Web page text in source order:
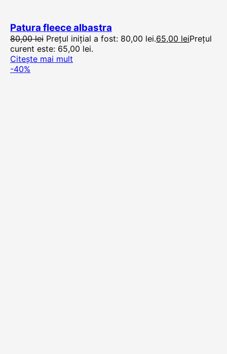
Patura fleece albastra
80,00lei Prețul inițial a fost: 80,00 lei.65,00 leiPrețul
curent este: 65,00 lei.
Citește mai mult
-40%